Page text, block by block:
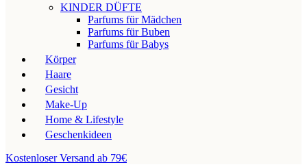
KINDER DÜFTE
Parfums für Mädchen
Parfums für Buben
Parfums für Babys
Körper
Haare
Gesicht
Make-Up
Home & Lifestyle
Geschenkideen
Kostenloser Versand ab 79€